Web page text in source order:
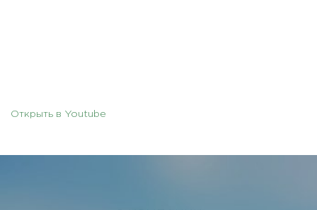
Открыть в Youtube